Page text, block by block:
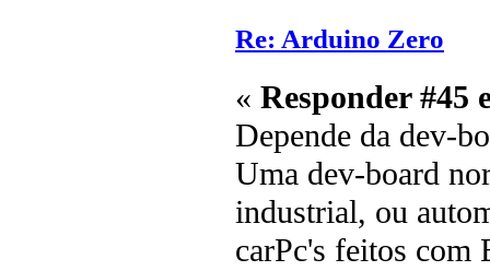
Re: Arduino Zero
« Responder #45
Depende da dev-
Uma dev-board
industrial, ou
carPc's feitos com